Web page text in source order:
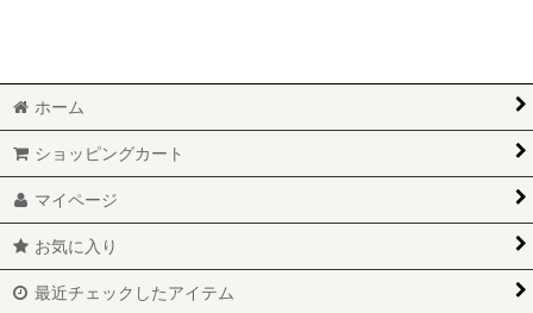
ホーム
ショッピングカート
マイページ
お気に入り
最近チェックしたアイテム